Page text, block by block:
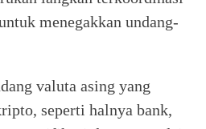
menegakkan undang-
valuta asing yang
seperti halnya bank,